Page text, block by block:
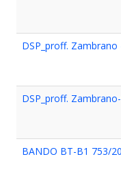
DSP_proff.
DSP_proff.
BANDO BT-B1 753/